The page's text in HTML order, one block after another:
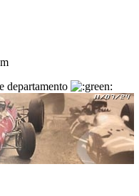
departamento